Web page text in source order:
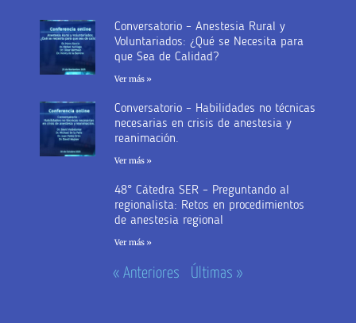
Conversatorio – Anestesia Rural y
Voluntariados: ¿Qué se Necesita para
que Sea de Calidad?
Ver más »
Conversatorio – Habilidades no técnicas
necesarias en crisis de anestesia y
reanimación.
Ver más »
48° Cátedra SER – Preguntando al
regionalista: Retos en procedimientos
de anestesia regional
Ver más »
« Anteriores Últimas »